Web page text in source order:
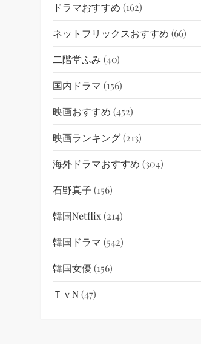
ドラマおすすめ (162)
ネットフリックスおすすめ (66)
二階堂ふみ (40)
国内ドラマ (156)
映画おすすめ (452)
映画ランキング(213)
海外ドラマおすすめ (304)
石野真子 (156)
韓国netflix(214)
韓国ドラマ (542)
韓国女優(156)
ＴｖN(47)